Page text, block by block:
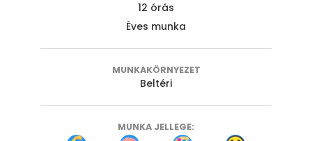
12 órás
Éves munka
MUNKAKÖRNYEZET
Beltéri
MUNKA JELLEGE: